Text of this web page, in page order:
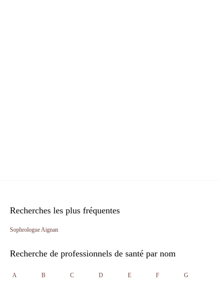
Recherches les plus fréquentes
Sophrologue Aignan
Recherche de professionnels de santé par nom
A B C D E F G